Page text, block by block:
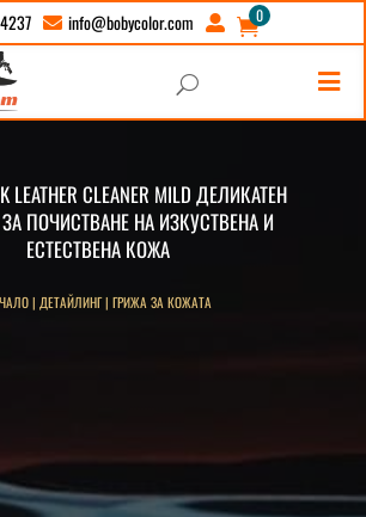
 info@bobycolor.com  
0

U
LEATHER CLEANER MILD ДЕЛИКАТЕН
ПОЧИСТВАНЕ НА ИЗКУСТВЕНА И
ЕСТЕСТВЕНА КОЖА
| ДЕТАЙЛИНГ| ГРИЖА ЗА КОЖАТА